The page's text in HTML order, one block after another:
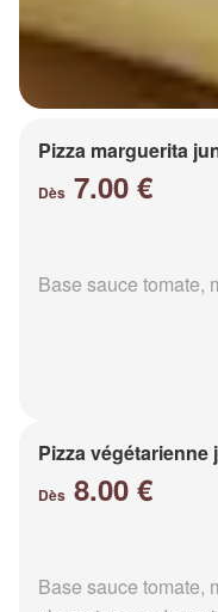
Pizza marguerita
Dès 7.00 €
Base sauce tomate,
Pizza végétarienne
Dès 8.00 €
Base sauce tomate,